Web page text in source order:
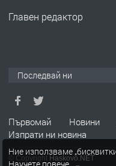
ТЪРСИ
Главен редактор
Последвай ни
Първомай Новини
Изпрати ни новина
© Copyright Haskovo.NET
Ние използваме